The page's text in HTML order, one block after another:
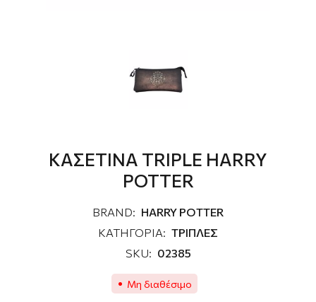
ΚΑΣΕΤΙΝΑ TRIPLE HARRY
POTTER
BRAND: HARRY POTTER
ΚΑΤΗΓΟΡΙΑ: ΤΡΙΠΛΕΣ
SKU: 02385
Μη διαθέσιμο